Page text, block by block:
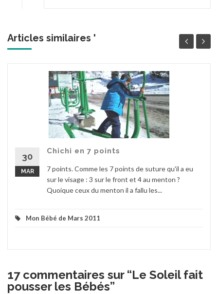
Articles similaires '
30
MAR
Chichi en 7 points
7 points. Comme les 7 points de suture qu'il a eu
sur le visage : 3 sur le front et 4 au menton ?
Quoique ceux du menton il a fallu les...
Mon Bébé de Mars 2011
17 commentaires sur “Le Soleil fait
pousser les Bébés”